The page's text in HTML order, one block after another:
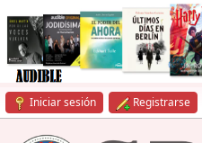
Iniciar sesión Registrarse